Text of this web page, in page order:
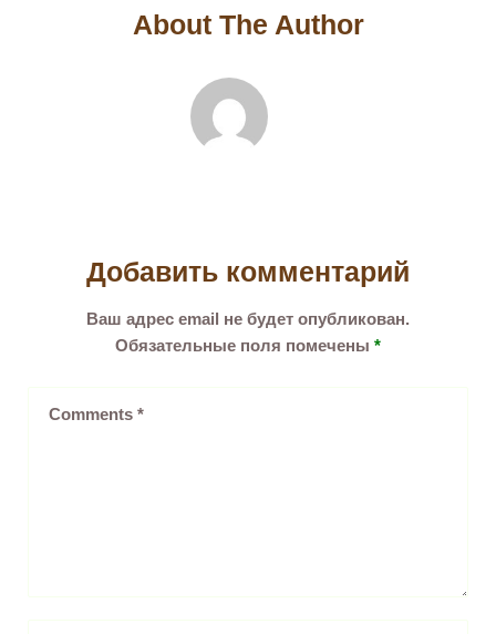
About The Author
Добавить комментарий
Ваш адрес email не будет опубликован.
Обязательные поля помечены *